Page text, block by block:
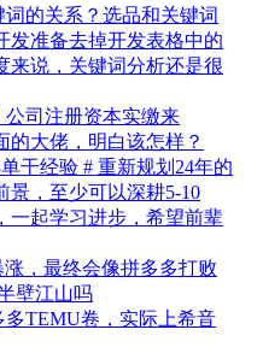
的关系？选品和关键词
发准备去掉开发表格中的
来说，关键词分析还是很
公司注册资本实缴来
的大佬，明白该怎样？
干经验 # 重新规划24年的
景，至少可以深耕5-10
一起学习进步，希望前辈
涨，最终会像拼多多打败
壁江山吗
多TEMU卷，实际上希音